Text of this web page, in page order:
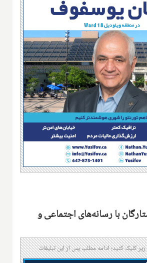
با رسانه‌های اجتماعی و
کلیک کنید؛ ادامه مطلب پس از این تبلیغات